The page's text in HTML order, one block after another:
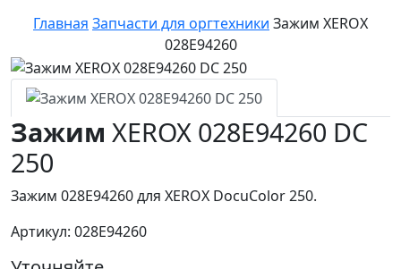
Главная Запчасти для оргтехники Зажим XEROX
028E94260
Зажим XEROX 028E94260 DC
250
Зажим 028E94260 для XEROX DocuColor 250.
Артикул: 028E94260